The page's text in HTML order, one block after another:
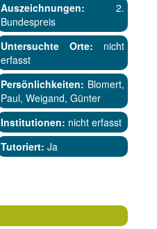
Auszeichnungen: 2.
Bundespreis
Untersuchte Orte: nicht
erfasst
Persönlichkeiten: Blomert,
Paul, Weigand, Günter
Institutionen: nicht erfasst
Tutoriert: Ja